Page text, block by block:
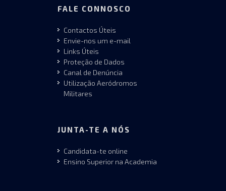
FALE CONNOSCO
Contactos Úteis
Envie-nos um e-mail
Links Úteis
Proteção de Dados
Canal de Denúncia
Utilização Aeródromos
Militares
JUNTA-TE A NÓS
Candidata-te online
Ensino Superior na Academia